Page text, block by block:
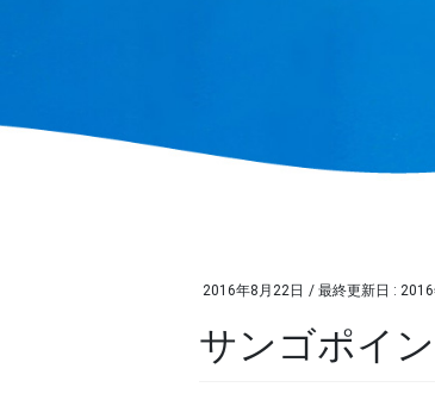
2016年8月22日 / 最終更新日 : 2016
サンゴポイ